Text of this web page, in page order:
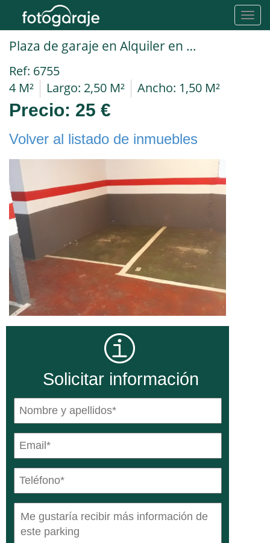
Plaza de garaje en Alquiler en Valencia en BENICALAP Peset aleixandre
Ref: 6755
4 M²
Largo: 2,50 M² Ancho: 1,50 M²
Precio: 25 €
Volver al listado de inmuebles
Solicitar información